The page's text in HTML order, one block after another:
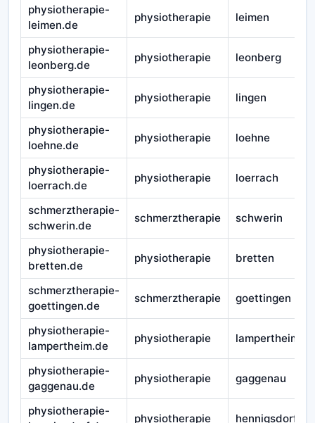
physiotherapie-
leimen.de
physiotherapie leimen
physiotherapie-
leonberg.de
physiotherapie leonberg
physiotherapie-
lingen.de
physiotherapie lingen
physiotherapie-
loehne.de
physiotherapie loehne
physiotherapie-
loerrach.de
physiotherapie loerrach
schmerztherapie-
schwerin.de
schmerztherapie schwerin
physiotherapie-
bretten.de
physiotherapie bretten
schmerztherapie-
goettingen.de
schmerztherapie goettingen
physiotherapie-
lampertheim.de
physiotherapie lampertheim
physiotherapie-
gaggenau.de
physiotherapie gaggenau
physiotherapie-
physiotherapie hennigsdorf